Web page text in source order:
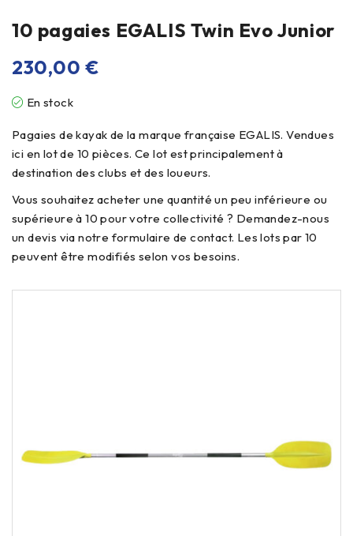
10 pagaies EGALIS Twin Evo Junior
230,00€
En stock
Pagaies de kayak de la marque française EGALIS. Vendues
ici en lot de 10 pièces. Ce lot est principalement à
destination des clubs et des loueurs.
Vous souhaitez acheter une quantité un peu inférieure ou
supérieure à 10 pour votre collectivité ? Demandez-nous
un devis via notre formulaire de contact. Les lots par 10
peuvent être modifiés selon vos besoins.